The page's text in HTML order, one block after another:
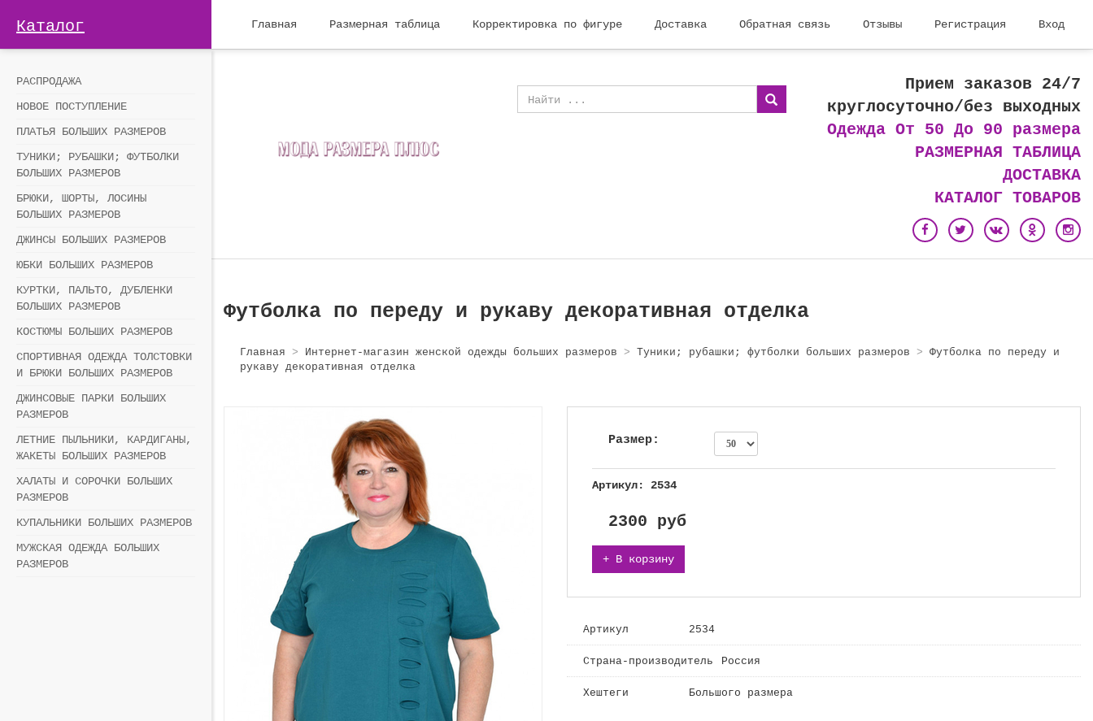
РАСПРОДАЖА
НОВОЕ ПОСТУПЛЕНИЕ
ПЛАТЬЯ БОЛЬШИХ РАЗМЕРОВ
ТУНИКИ; РУБАШКИ; ФУТБОЛКИ
БОЛЬШИХ РАЗМЕРОВ
БРЮКИ, ШОРТЫ, ЛОСИНЫ
БОЛЬШИХ РАЗМЕРОВ
ДЖИНСЫ БОЛЬШИХ РАЗМЕРОВ
ЮБКИ БОЛЬШИХ РАЗМЕРОВ
КУРТКИ, ПАЛЬТО, ДУБЛЕНКИ
БОЛЬШИХ РАЗМЕРОВ
КОСТЮМЫ БОЛЬШИХ РАЗМЕРОВ
СПОРТИВНАЯ ОДЕЖДА ТОЛСТОВКИ
И БРЮКИ БОЛЬШИХ РАЗМЕРОВ
ДЖИНСОВЫЕ ПАРКИ БОЛЬШИХ
РАЗМЕРОВ
ЛЕТНИЕ ПЫЛЬНИКИ, КАРДИГАНЫ,
ЖАКЕТЫ БОЛЬШИХ РАЗМЕРОВ
ХАЛАТЫ И СОРОЧКИ БОЛЬШИХ
РАЗМЕРОВ
КУПАЛЬНИКИ БОЛЬШИХ РАЗМЕРОВ
МУЖСКАЯ ОДЕЖДА БОЛЬШИХ
РАЗМЕРОВ
Каталог Главная Размерная таблица Корректировка по фигуре Доставка Обратная связь Отзывы Регистрация Вход
Прием заказов 24/7
круглосуточно/без выходных
Одежда От 50 До 90 размера
РАЗМЕРНАЯ ТАБЛИЦА
ДОСТАВКА
КАТАЛОГ ТОВАРОВ
Футболка по переду и рукаву декоративная отделка
Главная > Интернет-магазин женской одежды больших размеров > Туники; рубашки; футболки больших размеров > Футболка по переду и
рукаву декоративная отделка
Размер:
Артикул: 2534
2300 руб
+ В корзину
Артикул 2534
Страна-производитель Россия
Хештеги Большого размера